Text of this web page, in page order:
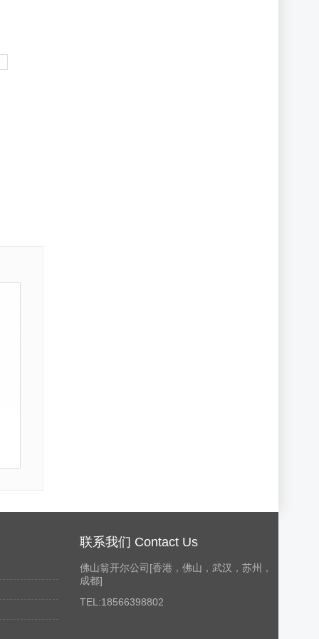
联系我们 Contact Us
佛山翁开尔公司[香港，佛山，武汉，苏州，
成都]
TEL:18566398802